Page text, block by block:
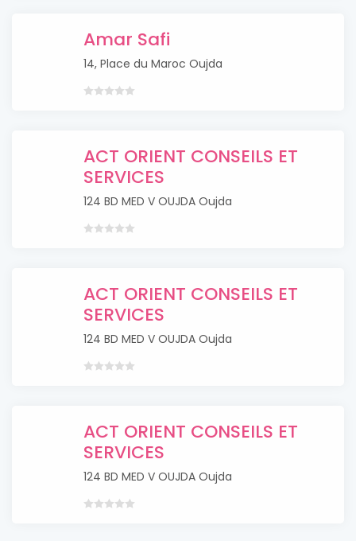
Amar Safi
14, Place du Maroc Oujda
ACT ORIENT CONSEILS ET
SERVICES
124 BD MED V OUJDA Oujda
ACT ORIENT CONSEILS ET
SERVICES
124 BD MED V OUJDA Oujda
ACT ORIENT CONSEILS ET
SERVICES
124 BD MED V OUJDA Oujda